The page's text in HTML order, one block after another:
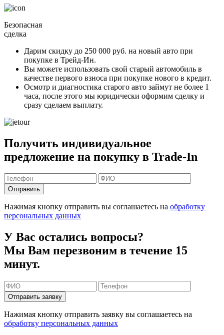
Безопасная
сделка
Дарим скидку до 250 000 руб. на новый авто при
покупке в Трейд-Ин.
Вы можете использовать свой старый автомобиль в
качестве первого взноса при покупке нового в кредит.
Осмотр и диагностика старого авто займут не более 1
часа, после этого мы юридически оформим сделку и
сразу сделаем выплату.
Получить индивидуальное
предложение на покупку в Trade-In
Отправить
Нажимая кнопку отправить вы соглашаетесь на обработку
персональных данных
У Вас остались вопросы?
Мы Вам перезвоним в течение 15
минут.
Отправить заявку
Нажимая кнопку отправить заявку вы соглашаетесь на
обработку персональных данных